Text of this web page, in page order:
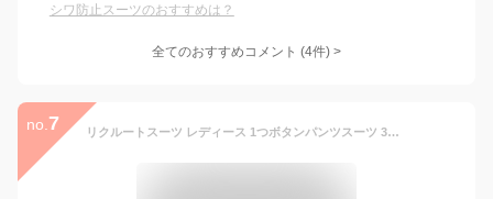
シワ防止スーツのおすすめは？
全てのおすすめコメント (4件) >
no. 7 リクルートスーツ レディース 1つボタンパンツスーツ 3点セット お家でお洗濯可能 ブラウス付 アンクル丈 ブラック 9号 11号 15号【訳あり】お家でお洗濯可能 洗える シワになりにくい 2wayストレッチ ビジネススーツ 事務服 制服 通勤 就活 面接 就職